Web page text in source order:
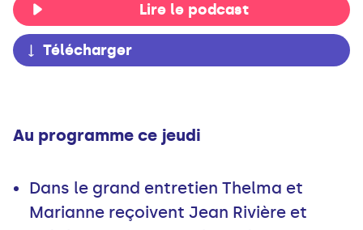
Lire le podcast
Télécharger
Au programme ce jeudi
Dans le grand entretien Thelma et
Marianne reçoivent Jean Rivière et